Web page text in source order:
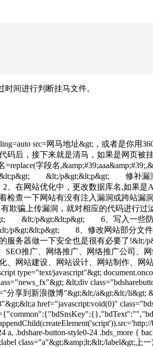
间进行判断挂马文件。
src=网马地址&gt;，或者是你用360
接下来就是清马，如果是网页被挂
字段名
&lt;/p&gt;&lt;p&gt; 修补
站优化中，更改数据库名,如果是
一下网站有没有注入漏洞或跨站漏
欺骗上传漏洞，就对相应的代码进
&lt;/p&gt;&lt;p&gt; 6、写入一
p&gt;&lt;p&gt; 8、修改网站部分
的服务器做一下安全也是很有必要了
SEO推广、网络推广、网络推广公司
网站建设、网站设计、网站制作、网
type="text/javascript"&gt;
&lt;div
分享到新浪微博"&gt;&lt;/a&gt;&lt;/li&gt;
href="javascript:void(0)"
a, .bdshare-button-style0-24 .bds_more
class="a"&gt;&amp;lt;&lt;/label&gt;上